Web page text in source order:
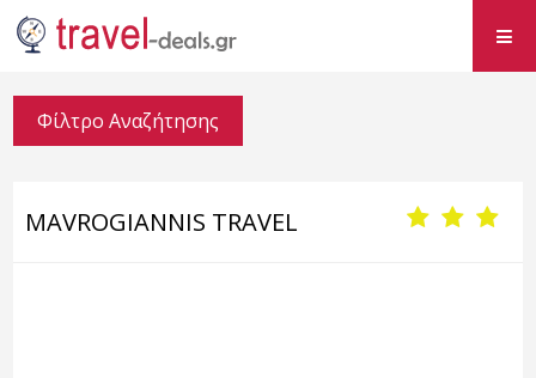
Φίλτρο Αναζήτησης
MAVROGIANNIS TRAVEL